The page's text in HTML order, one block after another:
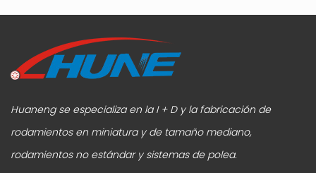
atención se centra en cómo se comportan los muebles
movimiento, estabilidad y comodidad a largo plazo....
Huaneng se especializa en la I + D y la fabricación de
rodamientos en miniatura y de tamaño mediano,
rodamientos no estándar y sistemas de polea.